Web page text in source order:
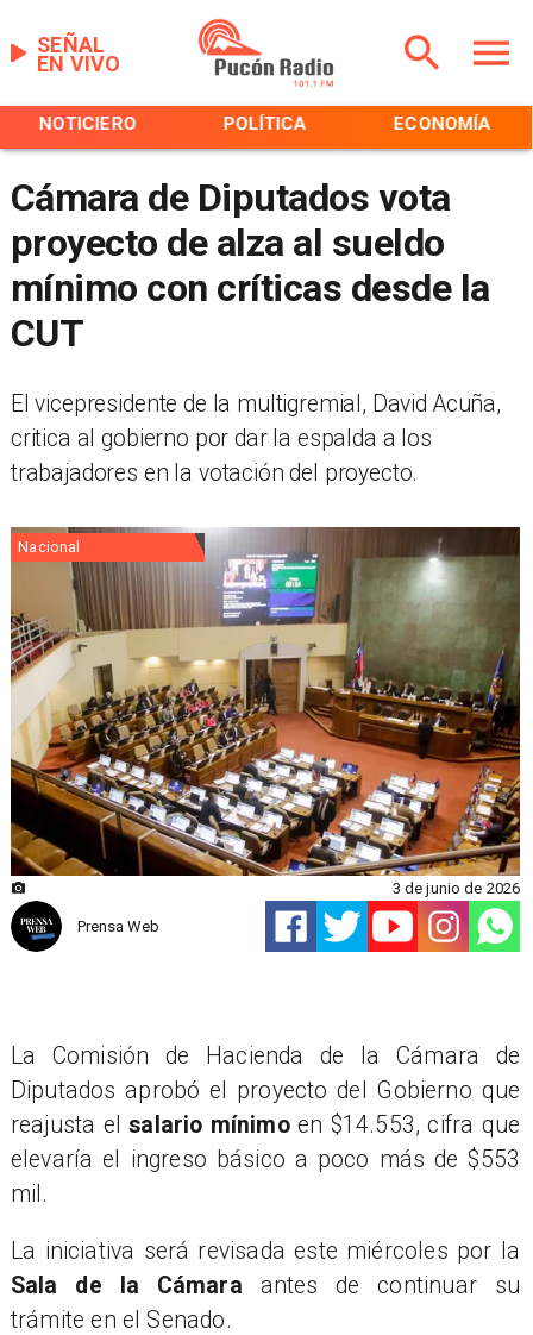
EN VIVO
SEÑAL
NOTICIERO POLÍTICA ECONOMÍA
Cámara de Diputados vota
proyecto de alza al sueldo
mínimo con críticas desde la
CUT
El vicepresidente de la multigremial, David Acuña,
critica al gobierno por dar la espalda a los
trabajadores en la votación del proyecto.
Nacional
Prensa Web
3 de junio de 2026
La Comisión de Hacienda de la Cámara de
Diputados aprobó el proyecto del Gobierno que
reajusta elsalario mínimoen $14.553, cifra que
elevaría el ingreso básico a poco más de $553
mil.
La iniciativa será revisada este miércoles por la
Sala de la Cámara antes de continuar su
trámite en el Senado.